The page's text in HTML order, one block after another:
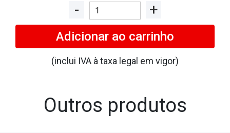
Quantidade
Benfica
O
Ano
19)
- +
Adicionar ao carrinho
(inclui IVA à taxa legal em vigor)
Outros produtos